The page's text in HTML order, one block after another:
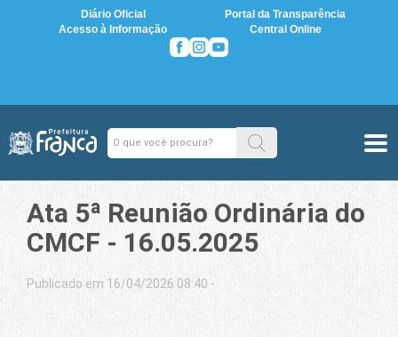
Diário Oficial
Portal da Transparência
Acesso à Informação
Central Online
Ata 5ª Reunião Ordinária do
CMCF - 16.05.2025
Publicado em 16/04/2026 08:40 -